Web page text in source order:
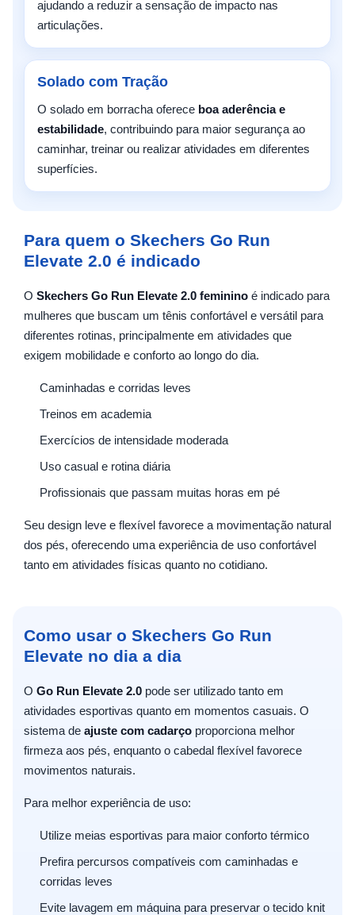
ajudando a reduzir a sensação de impacto nas
articulações.
Solado com Tração
O solado em borracha oferece boa aderência e
estabilidade, contribuindo para maior segurança ao
caminhar, treinar ou realizar atividades em diferentes
superfícies.
Para quem o Skechers Go Run
Elevate 2.0 é indicado
O Skechers Go Run Elevate 2.0 feminino é indicado para
mulheres que buscam um tênis confortável e versátil para
diferentes rotinas, principalmente em atividades que
exigem mobilidade e conforto ao longo do dia.
Caminhadas e corridas leves
Treinos em academia
Exercícios de intensidade moderada
Uso casual e rotina diária
Profissionais que passam muitas horas em pé
Seu design leve e flexível favorece a movimentação natural
dos pés, oferecendo uma experiência de uso confortável
tanto em atividades físicas quanto no cotidiano.
Como usar o Skechers Go Run
Elevate no dia a dia
O Go Run Elevate 2.0 pode ser utilizado tanto em
atividades esportivas quanto em momentos casuais. O
sistema de ajuste com cadarço proporciona melhor
firmeza aos pés, enquanto o cabedal flexível favorece
movimentos naturais.
Para melhor experiência de uso:
Utilize meias esportivas para maior conforto térmico
Prefira percursos compatíveis com caminhadas e
corridas leves
Evite lavagem em máquina para preservar o tecido knit